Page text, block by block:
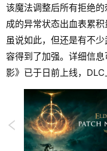
该魔法调整后所有拒绝
成的异常状态出血表累积
虽说如此，但还是有不
容得到了加强。详细信
影》已于日前上线，